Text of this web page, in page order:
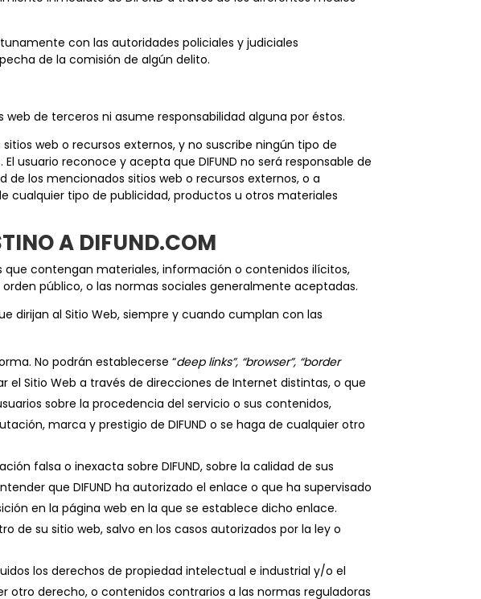
con las autoridades policiales y judiciales
de la comisión de algún delito.
de terceros ni asume responsabilidad alguna por éstos.
web o recursos externos, y no suscribe ningún tipo de
usuario reconoce y acepta que DIFUND no será responsable de
los mencionados sitios web o recursos externos, o a
cualquier tipo de publicidad, productos u otros materiales
A DIFUND.COM
que contengan materiales, información o contenidos ilícitos,
público, o las normas sociales generalmente aceptadas.
dirijan al Sitio Web, siempre y cuando cumplan con las
No podrán establecerse “deep links”, “browser”, “border
Sitio Web a través de direcciones de Internet distintas, o que
sobre la procedencia del servicio o sus contenidos,
marca y prestigio de DIFUND o se haga de cualquier otro
falsa o inexacta sobre DIFUND, sobre la calidad de sus
que DIFUND ha autorizado el enlace o que ha supervisado
en la página web en la que se establece dicho enlace.
de su sitio web, salvo en los casos autorizados por la ley o
los derechos de propiedad intelectual e industrial y/o el
otro derecho, o contenidos contrarios a las normas reguladoras